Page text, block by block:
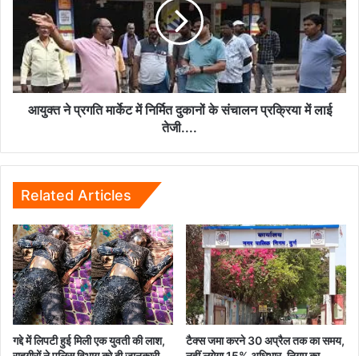
कार्रवाई....
निर्मित
दुकानों
के
संचालन
प्रक्रिया
आयुक्त ने प्रगति मार्केट में निर्मित दुकानों के संचालन प्रक्रिया में लाई
तेजी....
Related Articles
गद्दे में लिपटी हुई मिली एक युवती की लाश,
टैक्स जमा करने 30 अप्रैल तक का समय,